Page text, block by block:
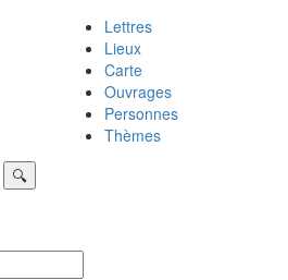
Lettres
Lieux
Carte
Ouvrages
Personnes
Thèmes